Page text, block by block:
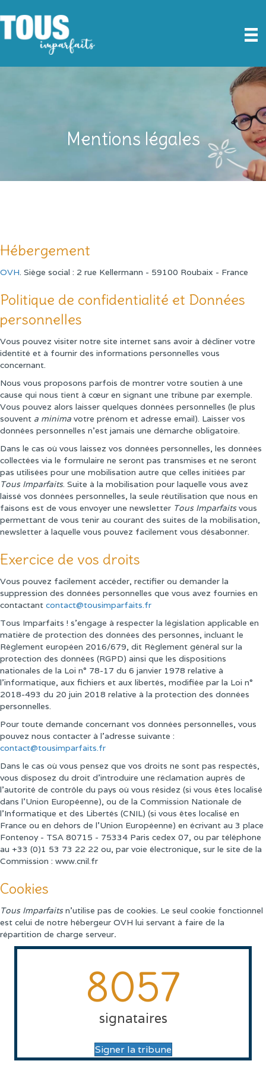
Mentions légales
Hébergement
OVH. Siège social : 2 rue Kellermann - 59100 Roubaix - France
Politique de confidentialité et Données
personnelles
Vous pouvez visiter notre site internet sans avoir à décliner votre
identité et à fournir des informations personnelles vous
concernant.
Nous vous proposons parfois de montrer votre soutien à une
cause qui nous tient à cœur en signant une tribune par exemple.
Vous pouvez alors laisser quelques données personnelles (le plus
souvent a minima votre prénom et adresse email). Laisser vos
données personnelles n'est jamais une démarche obligatoire.
Dans le cas où vous laissez vos données personnelles, les données
collectées via le formulaire ne seront pas transmises et ne seront
pas utilisées pour une mobilisation autre que celles initiées par
Tous Imparfaits. Suite à la mobilisation pour laquelle vous avez
laissé vos données personnelles, la seule réutilisation que nous en
faisons est de vous envoyer une newsletter Tous Imparfaitsvous
permettant de vous tenir au courant des suites de la mobilisation,
newsletter à laquelle vous pouvez facilement vous désabonner.
Exercice de vos droits
Vous pouvez facilement accéder, rectifier ou demander la
suppression des données personnelles que vous avez fournies en
contactant contact@tousimparfaits.fr
Tous Imparfaits ! s'engage à respecter la législation applicable en
matière de protection des données des personnes, incluant le
Règlement européen 2016/679, dit Règlement général sur la
protection des données (RGPD) ainsi que les dispositions
nationales de la Loi n° 78-17 du 6 janvier 1978 relative à
l'informatique, aux fichiers et aux libertés, modifiée par la Loi n°
2018-493 du 20 juin 2018 relative à la protection des données
personnelles.
Pour toute demande concernant vos données personnelles, vous
pouvez nous contacter à l'adresse suivante :
contact@tousimparfaits.fr
Dans le cas où vous pensez que vos droits ne sont pas respectés,
vous disposez du droit d'introduire une réclamation auprès de
l'autorité de contrôle du pays où vous résidez (si vous êtes localisé
dans l'Union Européenne), ou de la Commission Nationale de
l'Informatique et des Libertés (CNIL) (si vous êtes localisé en
France ou en dehors de l'Union Européenne) en écrivant au 3 place
Fontenoy - TSA 80715 - 75334 Paris cedex 07, ou par téléphone
au +33 (0)1 53 73 22 22 ou, par voie électronique, sur le site de la
Commission : www.cnil.fr
Cookies
Tous Imparfaitsn'utilise pas de cookies. Le seul cookie fonctionnel
est celui de notre hébergeur OVH lui servant à faire de la
répartition de charge serveur.
8057
signataires
Signer la tribune